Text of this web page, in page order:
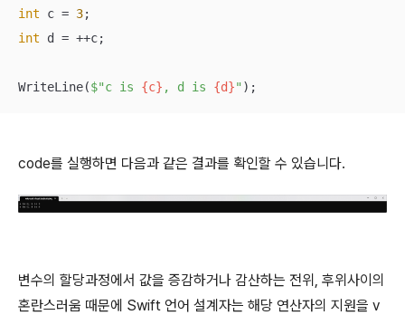
int c = 3
int d = ++c;
WriteLine($"c is {c} , d is {d}" );
code를 실행하면 다음과 같은 결과를 확인할 수 있습니다.
변수의 할당과정에서 값을 증감하거나 감산하는 전위, 후위사이의
혼란스러움 때문에 Swift 언어 설계자는 해당 연산자의 지원을 v